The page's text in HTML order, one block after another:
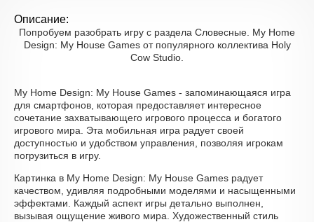
Описание:
Попробуем разобрать игру с раздела Словесные. My Home
Design: My House Games от популярного коллектива Holy
Cow Studio.
My Home Design: My House Games - запоминающаяся игра
для смартфонов, которая предоставляет интересное
сочетание захватывающего игрового процесса и богатого
игрового мира. Эта мобильная игра радует своей
доступностью и удобством управления, позволяя игрокам
погрузиться в игру.
Картинка в My Home Design: My House Games радует
качеством, удивляя подробными моделями и насыщенными
эффектами. Каждый аспект игры детально выполнен,
вызывая ощущение живого мира. Художественный стиль